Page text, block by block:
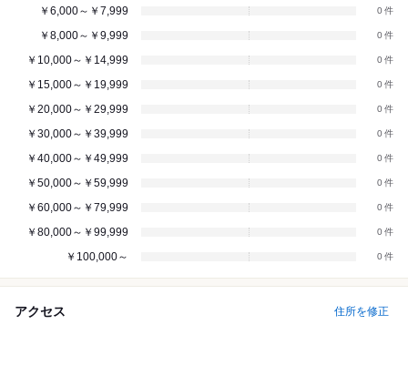
￥6,000～￥7,999 0
￥8,000～￥9,999 0
￥10,000～￥14,999 0
￥15,000～￥19,999 0
￥20,000～￥29,999 0
￥30,000～￥39,999 0
￥40,000～￥49,999 0
￥50,000～￥59,999 0
￥60,000～￥79,999 0
￥80,000～￥99,999 0
￥100,000～ 0
アクセス 住所を修正